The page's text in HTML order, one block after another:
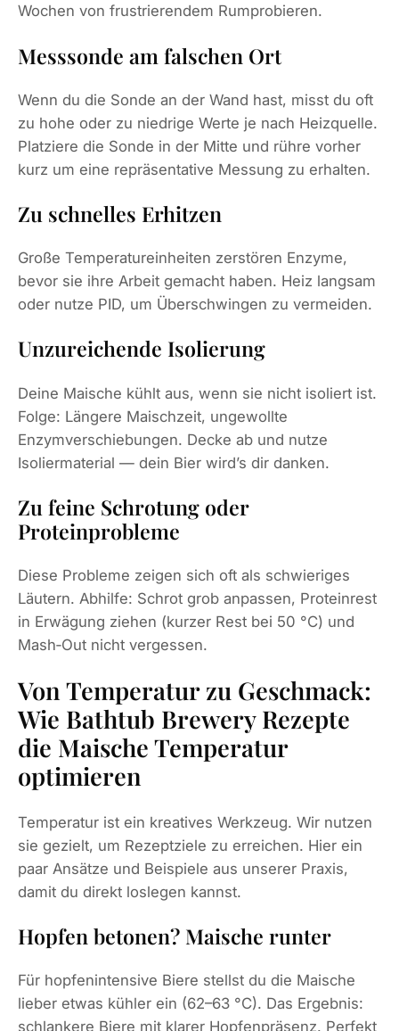
Wochen von frustrierendem Rumprobieren.
Messsonde am falschen Ort
Wenn du die Sonde an der Wand hast, misst du oft
zu hohe oder zu niedrige Werte je nach Heizquelle.
Platziere die Sonde in der Mitte und rühre vorher
kurz um eine repräsentative Messung zu erhalten.
Zu schnelles Erhitzen
Große Temperatureinheiten zerstören Enzyme,
bevor sie ihre Arbeit gemacht haben. Heiz langsam
oder nutze PID, um Überschwingen zu vermeiden.
Unzureichende Isolierung
Deine Maische kühlt aus, wenn sie nicht isoliert ist.
Folge: Längere Maischzeit, ungewollte
Enzymverschiebungen. Decke ab und nutze
Isoliermaterial — dein Bier wird’s dir danken.
Zu feine Schrotung oder
Proteinprobleme
Diese Probleme zeigen sich oft als schwieriges
Läutern. Abhilfe: Schrot grob anpassen, Proteinrest
in Erwägung ziehen (kurzer Rest bei 50 °C) und
Mash‑Out nicht vergessen.
Von Temperatur zu Geschmack:
Wie Bathtub Brewery Rezepte
die Maische Temperatur
optimieren
Temperatur ist ein kreatives Werkzeug. Wir nutzen
sie gezielt, um Rezeptziele zu erreichen. Hier ein
paar Ansätze und Beispiele aus unserer Praxis,
damit du direkt loslegen kannst.
Hopfen betonen? Maische runter
Für hopfenintensive Biere stellst du die Maische
lieber etwas kühler ein (62–63 °C). Das Ergebnis:
schlankere Biere mit klarer Hopfenpräsenz. Perfekt